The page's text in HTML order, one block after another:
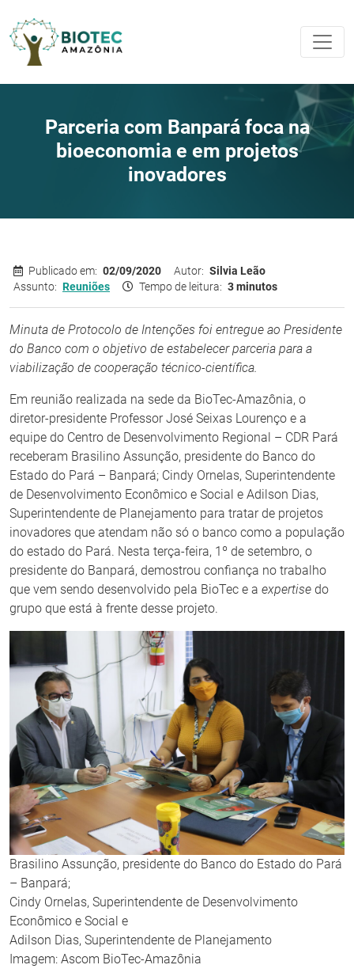
Parceria com Banpará foca na
bioeconomia e em projetos
inovadores
Publicado em: 02/09/2020 Autor: Silvia Leão
Assunto: Reuniões Tempo de leitura: 3 minutos
Minuta de Protocolo de Intenções foi entregue ao Presidente
do Banco com o objetivo de estabelecer parceria para a
viabilização de cooperação técnico-científica.
Em reunião realizada na sede da BioTec-Amazônia, o
diretor-presidente Professor José Seixas Lourenço e a
equipe do Centro de Desenvolvimento Regional – CDR Pará
receberam Brasilino Assunção, presidente do Banco do
Estado do Pará – Banpará; Cindy Ornelas, Superintendente
de Desenvolvimento Econômico e Social e Adilson Dias,
Superintendente de Planejamento para tratar de projetos
inovadores que atendam não só o banco como a população
do estado do Pará. Nesta terça-feira, 1º de setembro, o
presidente do Banpará, demostrou confiança no trabalho
que vem sendo desenvolvido pela BioTec e a expertise do
grupo que está à frente desse projeto.
Brasilino Assunção, presidente do Banco do Estado do Pará
– Banpará;
Cindy Ornelas, Superintendente de Desenvolvimento
Econômico e Social e
Adilson Dias, Superintendente de Planejamento
Imagem: Ascom BioTec-Amazônia